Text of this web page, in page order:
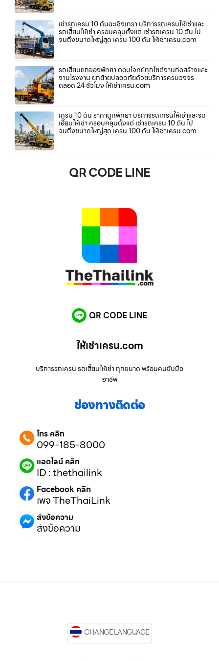
เช่ารถเครน 10 ตันฉะเชิงเทรา บริการรถเครนให้เช่าและ
รถเฮี๊ยบให้เช่า ครอบคลุมตั้งแต่ เช่ารถเครน 10 ตัน ไป
จนถึงขนาดใหญ่สุด เครน 100 ตัน ให้เช่าเครน.com
รถเฮี๊ยบยกของพัทยา ตอบโจทย์ทุกไซต์งานก่อสร้างและ
งานโรงงาน ยกย้ายปลอดภัยด้วยบริการครบวงจร
ตลอด 24 ชั่วโมง ให้เช่าเครน.com
เครน 10 ตัน ราคาถูกพัทยา บริการรถเครนให้เช่าและรถ
เฮี๊ยบให้เช่า ครอบคลุมตั้งแต่ เช่ารถเครน 10 ตัน ไป
จนถึงขนาดใหญ่สุด เครน 100 ตัน ให้เช่าเครน.com
QR CODE LINE
QR CODE LINE
ให้เช่าเครน.com
บริการรถเครน รถเฮี๊ยบให้เช่า ทุกขนาด พร้อมคนขับมือ
อาชีพ
ช่องทางติดต่อ
โทร คลิก
099-185-8000
แอดไลน์ คลิก
ID : thethailink
Facebook คลิก
เพจ TheThaiLink
ส่งข้อความ
ส่งข้อความ
CHANGE LANGUAGE